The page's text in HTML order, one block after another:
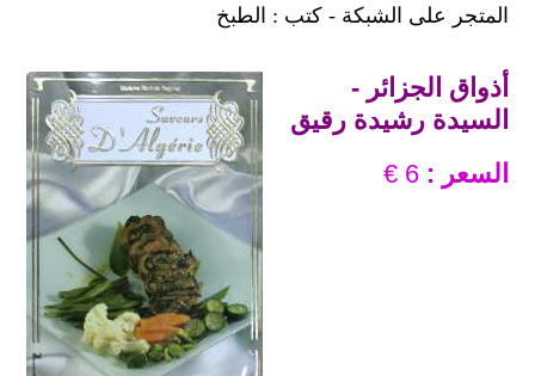
المتجر على الشبكة - كتب : الطبخ
أذواق الجزائر -
السيدة رشيدة رقيق
السعر : 6 €